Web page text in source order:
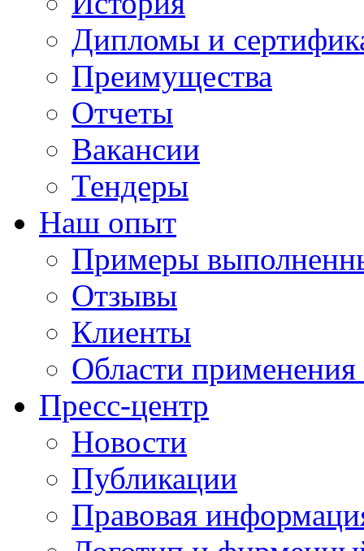
Дипломы и
Преимущества
Отчеты
Вакансии
Тендеры
Наш опыт
Примеры
Отзывы
Клиенты
Области
Пресс-центр
Новости
Публикации
Правовая